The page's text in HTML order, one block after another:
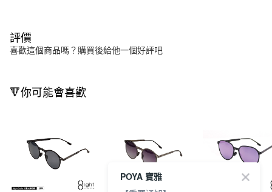
評價
喜歡這個商品嗎？購買後給他一個好評吧
🔻你可能會喜歡
POYA 寶雅